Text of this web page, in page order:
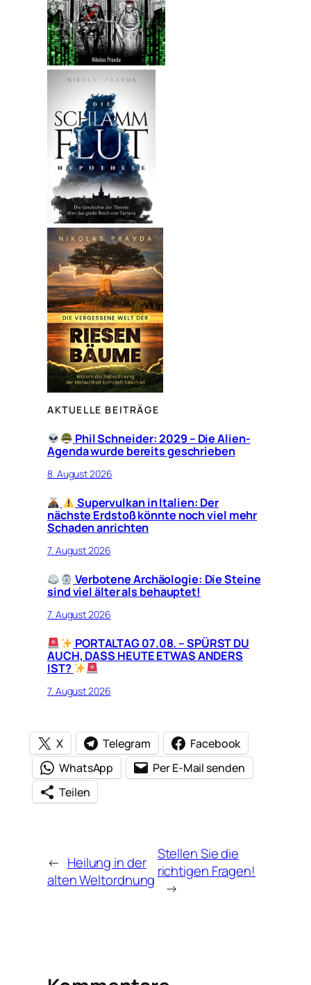
AKTUELLE BEITRÄGE
Phil Schneider: 2029 – Die Alien-
Agenda wurde bereits geschrieben
8. August 2026
Supervulkan in Italien: Der
nächste Erdstoß könnte noch viel mehr
Schaden anrichten
7. August 2026
Verbotene Archäologie: Die Steine
sind viel älter als behauptet!
7. August 2026
PORTALTAG 07.08. – SPÜRST DU
AUCH, DASS HEUTE ETWAS ANDERS
IST?
7. August 2026
X Telegram
Facebook
WhatsApp
Per E-Mail senden
Teilen
← Heilung in der
alten Weltordnung
Stellen Sie die
richtigen Fragen!
→